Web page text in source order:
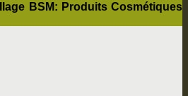
BSM: Produits Cosmétiques